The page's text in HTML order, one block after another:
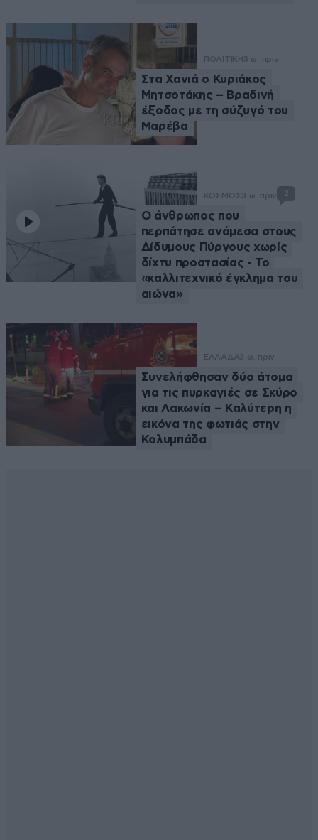
ΠΟΛΙΤΙΚΗ3 ω. πριν
Στα Χανιά ο Κυριάκος
Μητσοτάκης – Βραδινή
έξοδος με τη σύζυγό του
Μαρέβα
ΚΟΣΜΟΣ3 ω. πριν 2
Ο άνθρωπος που
περπάτησε ανάμεσα στους
Δίδυμους Πύργους χωρίς
δίχτυ προστασίας - Το
«καλλιτεχνικό έγκλημα του
αιώνα»
ΕΛΛΑΔΑ3 ω. πριν
Συνελήφθησαν δύο άτομα
για τις πυρκαγιές σε Σκύρο
και Λακωνία – Καλύτερη η
εικόνα της φωτιάς στην
Κολυμπάδα